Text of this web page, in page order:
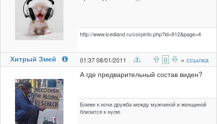
http://www.icedland.ru/corpinfo.php?id=912&page=4
Хитрый Змей 01:37 08/01/2011 0 » ссылка
А где предварительный состав виден?
Ближе к ночи дружба между мужчиной и женщиной
близится к нулю